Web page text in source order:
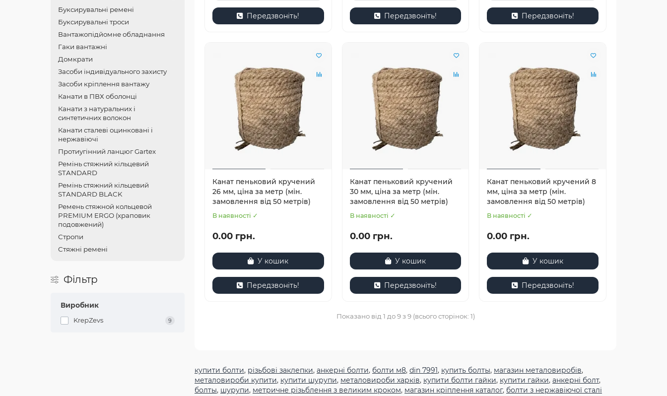
Буксирувальні ремені
Буксирувальні троси
Вантажопідйомне обладнання
Гаки вантажні
Домкрати
Засоби індивідуального захисту
Засоби кріплення вантажу
Канати в ПВХ оболонці
Канати з натуральних і
синтетичних волокон
Канати сталеві оцинковані і
нержавіючі
Протиугінний ланцюг Gartex
Ремінь стяжний кільцевий
STANDARD
Ремінь стяжний кільцевий
STANDARD BLACK
Ремень стяжной кольцевой
PREMIUM ERGO (храповик
подовжений)
Стропи
Стяжні ремені
Фільтр
Виробник
KrepZevs 9
Передзвоніть! Передзвоніть! Передзвоніть!
Канат пеньковий кручений
26 мм, ціна за метр (мін.
замовлення від 50 метрів)
В наявності ✓
0.00 грн.
У кошик
Передзвоніть!
Канат пеньковий кручений
30 мм, ціна за метр (мін.
замовлення від 50 метрів)
В наявності ✓
0.00 грн.
У кошик
Передзвоніть!
Канат пеньковий кручений 8
мм, ціна за метр (мін.
замовлення від 50 метрів)
В наявності ✓
0.00 грн.
У кошик
Передзвоніть!
Показано від 1 до 9 з 9 (всього сторінок: 1)
купити болти, різьбові заклепки, анкерні болти, болти м8, din 7991, купить болты, магазин металовиробів,
металовироби купити, купити шурупи, металовироби харків, купити болти гайки, купити гайки, анкерні болт,
болты, шурупи, метричне різьблення з великим кроком, магазин кріплення каталог, болти з нержавіючої сталі